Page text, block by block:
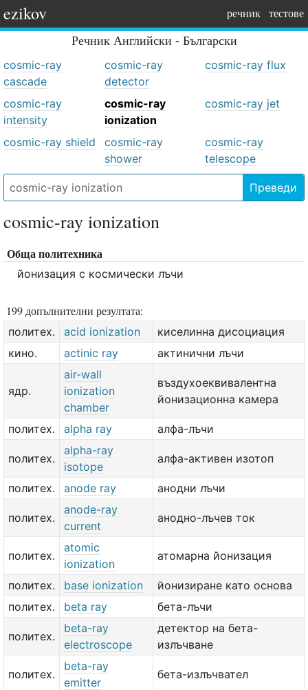
ezikov речник тестове
Речник Английски - Български
cosmic-ray
cascade
cosmic-ray
detector
cosmic-ray flux
cosmic-ray
intensity
cosmic-ray
ionization
cosmic-ray jet
cosmic-ray shield
cosmic-ray
shower
cosmic-ray
telescope
Преведи
cosmic-ray ionization
Обща политехника
йонизация с космически лъчи
199 допълнителни резултата:
политех. acid ionization
киселинна дисоциация
кино.
actinic ray актинични лъчи
ядр.
air-wall
ionization
chamber
въздухоеквивалентна
йонизационна камера
политех. alpha ray алфа-лъчи
политех.
alpha-ray
isotope
алфа-активен изотоп
политех. anode ray анодни лъчи
политех.
anode-ray
current
анодно-лъчев ток
политех.
atomic
ionization
атомарна йонизация
политех. base ionization
йонизиране като основа
политех.
beta ray бета-лъчи
политех.
beta-ray
electroscope
детектор на бета-
излъчване
политех.
beta-ray
emitter
бета-излъчвател